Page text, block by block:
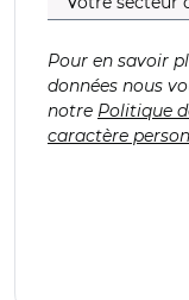
Pour en savoir
données nous
notre Politique
caractère